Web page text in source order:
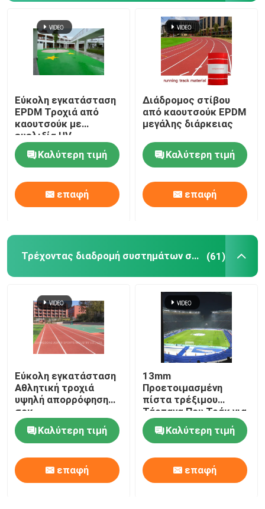
Πολυουρεθάνιο αθλητικό δάπεδο
Τεχνητά εξαρτήματα χορτοταπήτων
Ηλεκτρικά μηχανήματα κατασκευής
Αθλητική δαπέδωση PVC
Ενδασφαλίζοντας δάπεδο καλαθοσφαίρισης
υβριδική πίστα
Αθλητισμός Κόκκινο πηλό
Εύκολη εγκατάσταση
EPDM Τροχιά από
καουτσούκ με
ευελιξία UV
Καλύτερη τιμή
επαφή
Διάδρομος στίβου
από καουτσούκ EPDM
μεγάλης διάρκειας
Καλύτερη τιμή
επαφή
Τρέχοντας διαδρομή συστημάτων σάντουιτς (61)
Εύκολη εγκατάσταση
Αθλητική τροχιά
υψηλή απορρόφηση
σοκ
Καλύτερη τιμή
επαφή
13mm
Προετοιμασμένη
πίστα τρέξιμου
Τάρτανα Που Τράκ για
στάδιο και σχολείο
Καλύτερη τιμή
επαφή